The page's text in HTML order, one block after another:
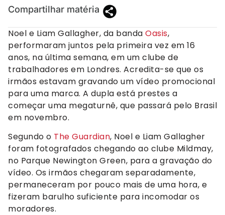
Compartilhar matéria
Noel e Liam Gallagher, da banda Oasis,
performaram juntos pela primeira vez em 16
anos, na última semana, em um clube de
trabalhadores em Londres. Acredita-se que os
irmãos estavam gravando um vídeo promocional
para uma marca. A dupla está prestes a
começar uma megaturnê, que passará pelo Brasil
em novembro.
Segundo o The Guardian, Noel e Liam Gallagher
foram fotografados chegando ao clube Mildmay,
no Parque Newington Green, para a gravação do
vídeo. Os irmãos chegaram separadamente,
permaneceram por pouco mais de uma hora, e
fizeram barulho suficiente para incomodar os
moradores.